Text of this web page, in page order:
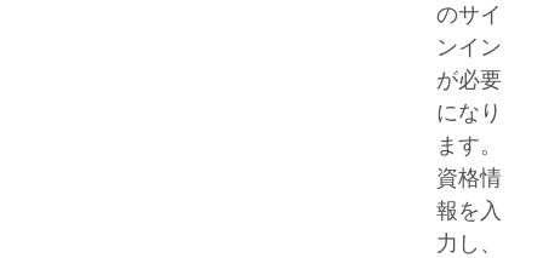
のサイ
ンイン
が必要
になり
ます。
資格情
報を入
力し、